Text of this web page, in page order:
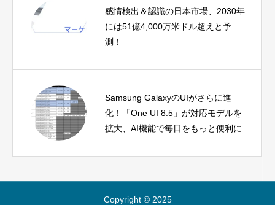
感情検出＆認識の日本市場、2030年
には51億4,000万米ドル超えと予
測！
Samsung GalaxyのUIがさらに進
化！「One UI 8.5」が対応モデルを
拡大、AI機能で毎日をもっと便利に
Copyright © 2025